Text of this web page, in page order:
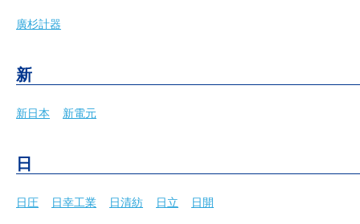
廣杉計器
新
新日本 新電元
日
日圧 日幸工業 日清紡 日立 日開